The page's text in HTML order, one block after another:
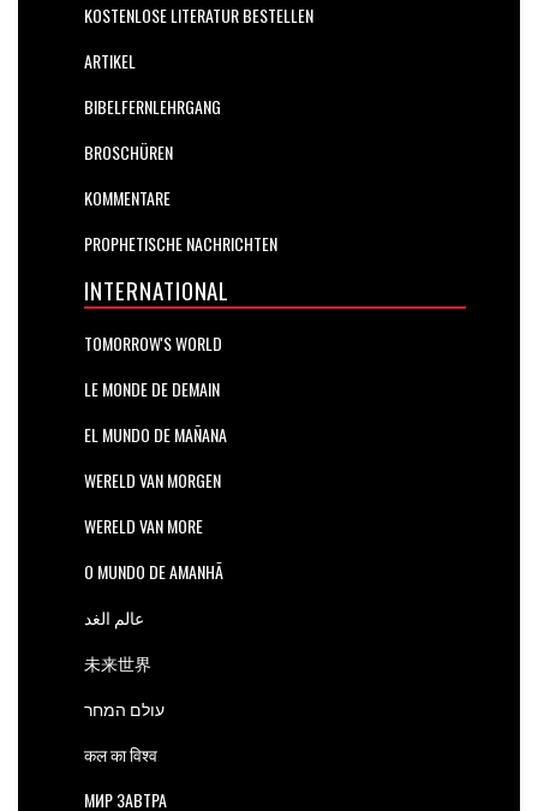
KOSTENLOSE LITERATUR BESTELLEN
ARTIKEL
BIBELFERNLEHRGANG
BROSCHÜREN
KOMMENTARE
PROPHETISCHE NACHRICHTEN
INTERNATIONAL
TOMORROW'S WORLD
LE MONDE DE DEMAIN
EL MUNDO DE MAÑANA
WERELD VAN MORGEN
WERELD VAN MORE
O MUNDO DE AMANHÃ
عالم الغد
未来世界
עולם המחר
कल का विश्व
МИР ЗАВТРА